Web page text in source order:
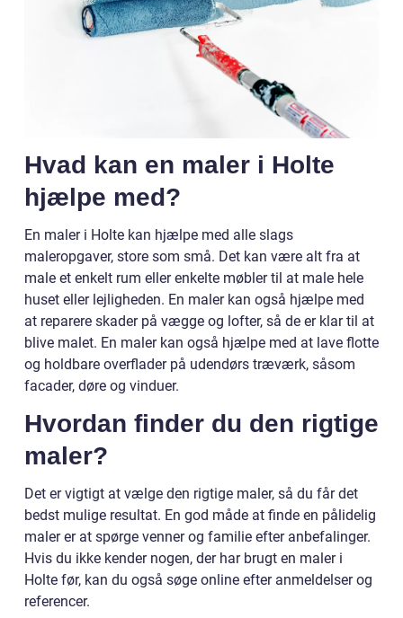
Hvad kan en maler i Holte
hjælpe med?
En maler i Holte kan hjælpe med alle slags
maleropgaver, store som små. Det kan være alt fra at
male et enkelt rum eller enkelte møbler til at male hele
huset eller lejligheden. En maler kan også hjælpe med
at reparere skader på vægge og lofter, så de er klar til at
blive malet. En maler kan også hjælpe med at lave flotte
og holdbare overflader på udendørs træværk, såsom
facader, døre og vinduer.
Hvordan finder du den rigtige
maler?
Det er vigtigt at vælge den rigtige maler, så du får det
bedst mulige resultat. En god måde at finde en pålidelig
maler er at spørge venner og familie efter anbefalinger.
Hvis du ikke kender nogen, der har brugt en maler i
Holte før, kan du også søge online efter anmeldelser og
referencer.